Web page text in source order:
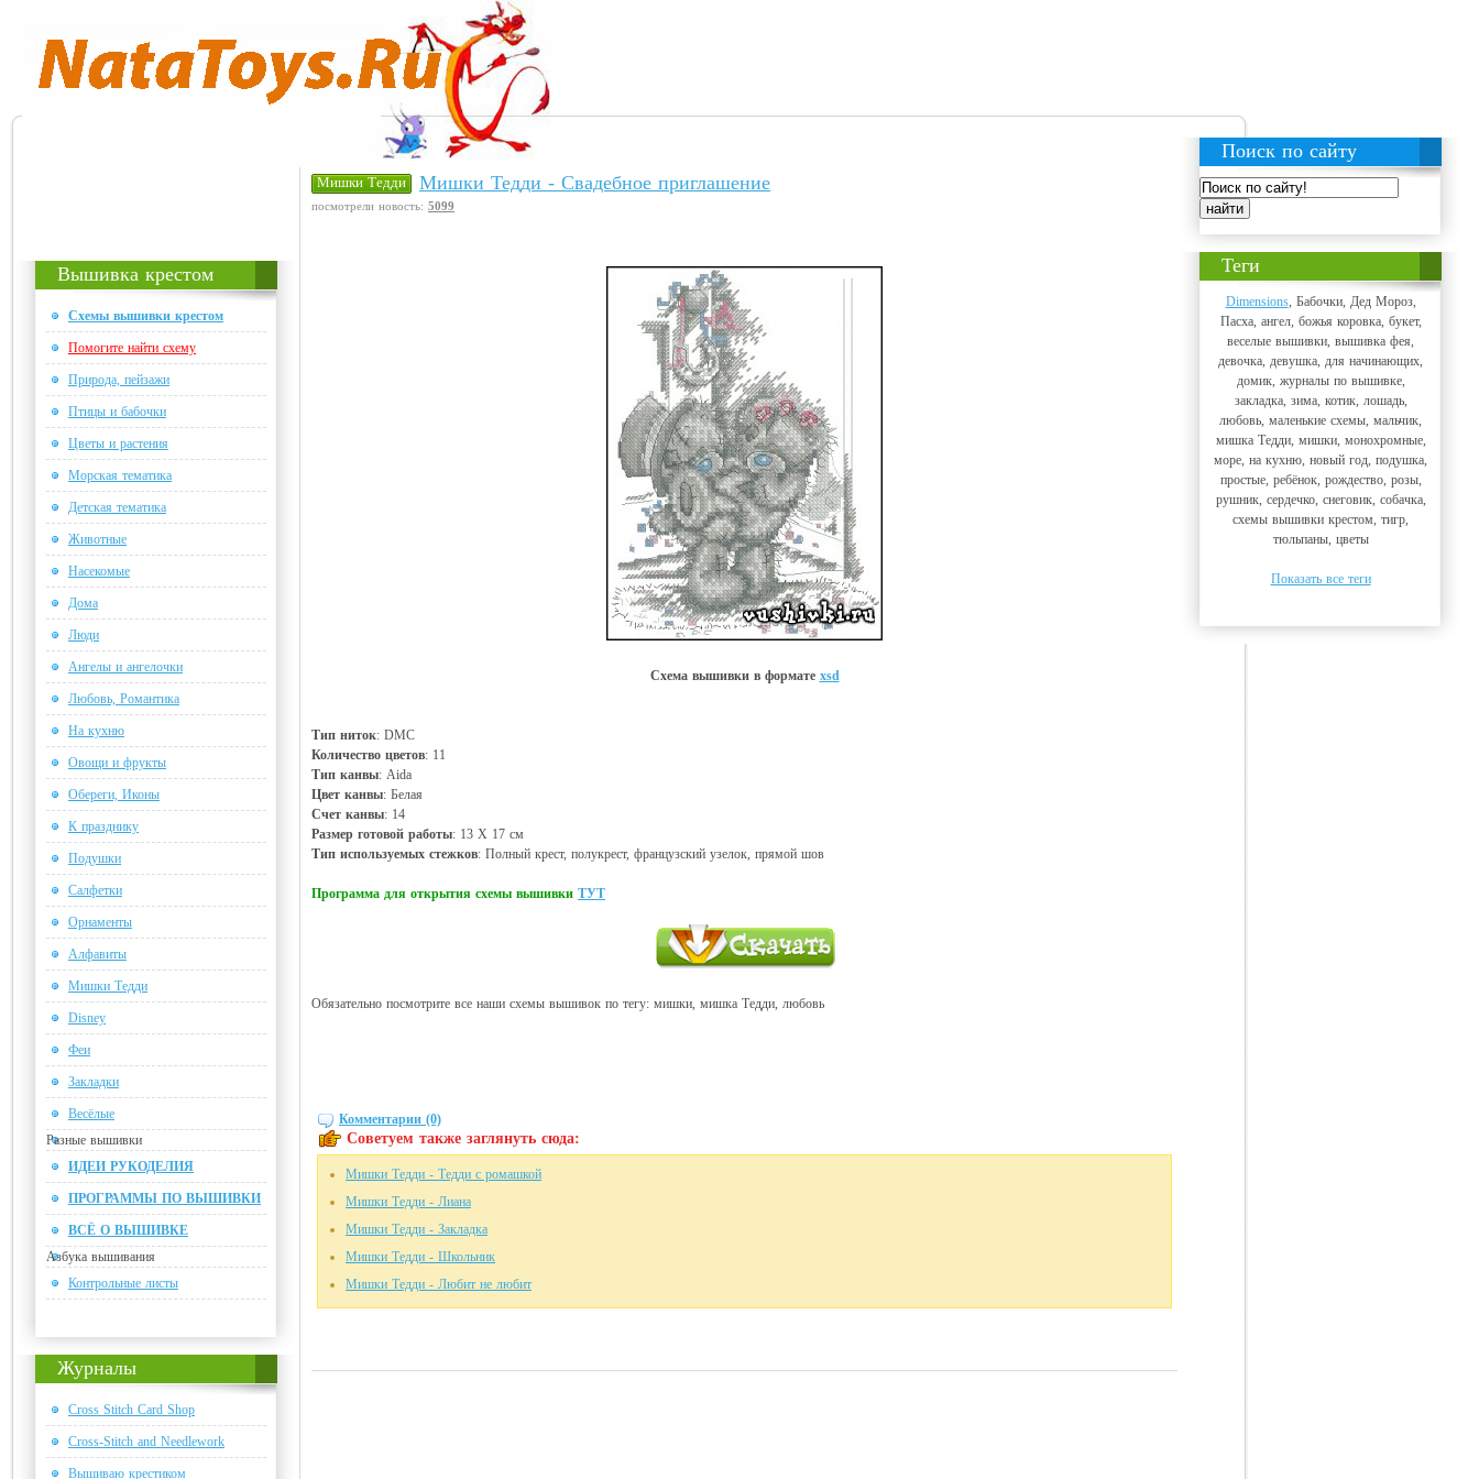
Вышивка крестом
Схемы вышивки крестом
Помогите найти схему
Природа, пейзажи
Птицы и бабочки
Цветы и растения
Морская тематика
Детская тематика
Животные
Насекомые
Дома
Люди
Ангелы и ангелочки
Любовь, Романтика
На кухню
Овощи и фрукты
Обереги, Иконы
К празднику
Подушки
Салфетки
Орнаменты
Алфавиты
Мишки Тедди
Disney
Феи
Закладки
Весёлые
Разные вышивки
ИДЕИ РУКОДЕЛИЯ
ПРОГРАММЫ ПО ВЫШИВКИ
ВСЁ О ВЫШИВКЕ
Азбука вышивания
Контрольные листы
Журналы
Cross Stitch Card Shop
Cross-Stitch and Needlework
Вышиваю крестиком
Мишки Тедди Мишки Тедди - Свадебное приглашение
посмотрели новость: 5099
Схема вышивки в форматe xsd
Тип ниток: DMC
Количество цветов: 11
Тип канвы: Aida
Цвет канвы: Белая
Счет канвы: 14
Размер готовой работы: 13 Х 17 см
Тип используемых стежков: Полный крест, полукрест, французский узелок, прямой шов
Программа для открытия схемы вышивки ТУТ
Обязательно посмотрите все наши схемы вышивок по тегу: мишки, мишка Тедди, любовь
Комментарии (0)
Советуем также заглянуть сюда:
Мишки Тедди - Тедди с ромашкой
Мишки Тедди - Лиана
Мишки Тедди - Закладка
Мишки Тедди - Школьник
Мишки Тедди - Любит не любит
Поиск по сайту
Теги
Dimensions, Бабочки, Дед Мороз,
Пасха, ангел, божья коровка, букет,
веселые вышивки, вышивка фея,
девочка, девушка, для начинающих,
домик, журналы по вышивке,
закладка, зима, котик, лошадь,
любовь, маленькие схемы, мальчик,
мишка Тедди, мишки, монохромные,
море, на кухню, новый год, подушка,
простые, ребёнок, рождество, розы,
рушник, сердечко, снеговик, собачка,
схемы вышивки крестом, тигр,
тюльпаны, цветы
Показать все теги